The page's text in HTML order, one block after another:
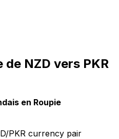
de NZD vers PKR
en Roupie
PKR currency pair